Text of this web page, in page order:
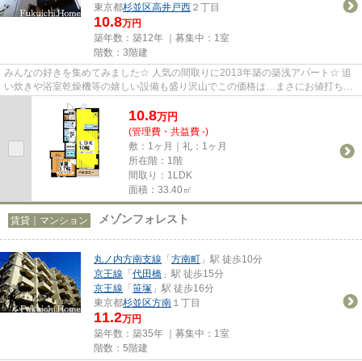
東京都杉並区高井戸西 ２丁目
10.8万円
築年数：築12年 ｜募集中： 1室
階数：3階建
みんなの好きを集めてみました☆ 人気の間取りに2013年築の築浅アパート☆ 追
い炊きや浴室乾燥機等の嬉しい設備も盛り沢山でこの価格は…まさにお値打ち価
格です♪ 緑豊かで心安らぐ住環境...
10.8万円
(管理費・共益費 -)
敷：1ヶ月｜礼：1ヶ月
所在階：1階
間取り：1LDK
面積：33.40㎡
賃貸｜マンション メゾンフォレスト
丸ノ内方南支線 「方南町 」駅 徒歩10分
京王線 「代田橋 」駅 徒歩15分
京王線 「笹塚 」駅 徒歩16分
東京都杉並区方南 １丁目
11.2万円
築年数：築35年 ｜募集中： 1室
階数：5階建